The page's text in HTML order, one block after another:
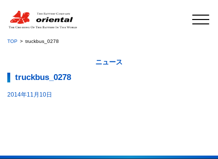
TOP truckbus_0278
ニュース
truckbus_0278
2014年11月10日